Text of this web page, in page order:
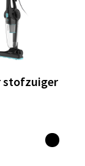
stofzuiger